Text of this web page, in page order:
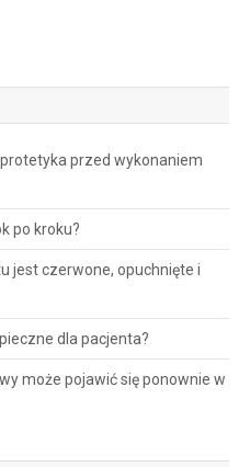
przed wykonaniem
po kroku?
jest czerwone, opuchnięte i
dla pacjenta?
może pojawić się ponownie w